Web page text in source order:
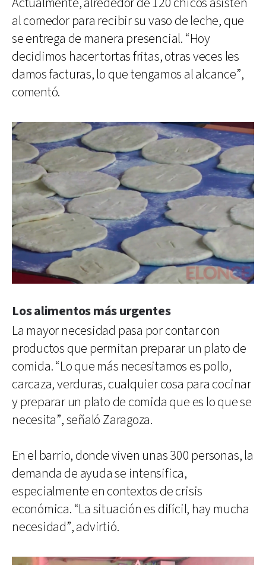
al comedor para recibir su vaso de leche, que
se entrega de manera presencial. “Hoy
decidimos hacer tortas fritas, otras veces les
damos facturas, lo que tengamos al alcance”,
comentó.
Los alimentos más urgentes
La mayor necesidad pasa por contar con
productos que permitan preparar un plato de
comida. “Lo que más necesitamos es pollo,
carcaza, verduras, cualquier cosa para cocinar
y preparar un plato de comida que es lo que se
necesita”, señaló Zaragoza.
En el barrio, donde viven unas 300 personas, la
demanda de ayuda se intensifica,
especialmente en contextos de crisis
económica. “La situación es difícil, hay mucha
necesidad”, advirtió.